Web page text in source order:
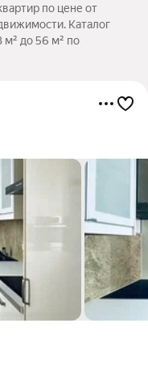
по цене от
Каталог
до 56 м² по